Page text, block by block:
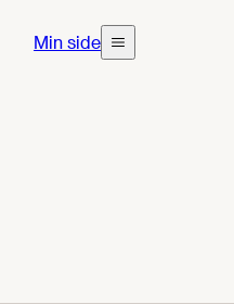
Min side